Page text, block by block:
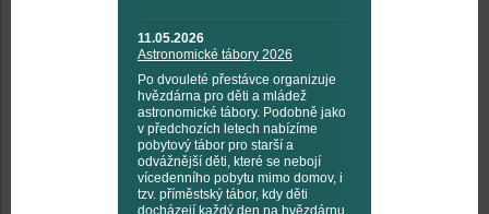
11.05.2026
Astronomické tábory 2026
Po dvouleté přestávce organizuje
hvězdárna pro děti a mládež
astronomické tábory. Podobně jako
v předchozích letech nabízíme
pobytový tábor pro starší a
odvážnější děti, které se nebojí
vícedenního pobytu mimo domov, i
tzv. příměstský tábor, kdy děti
docházejí každý den na hvězdárnu.